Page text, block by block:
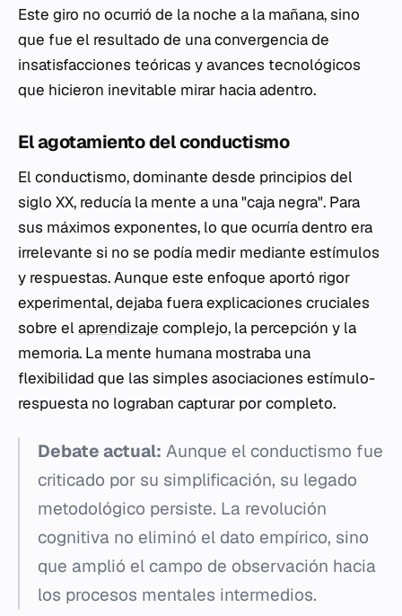
Este giro no ocurrió de la noche a la mañana, sino
que fue el resultado de una convergencia de
insatisfacciones teóricas y avances tecnológicos
que hicieron inevitable mirar hacia adentro.
El agotamiento del conductismo
El conductismo, dominante desde principios del
siglo XX, reducía la mente a una "caja negra". Para
sus máximos exponentes, lo que ocurría dentro era
irrelevante si no se podía medir mediante estímulos
y respuestas. Aunque este enfoque aportó rigor
experimental, dejaba fuera explicaciones cruciales
sobre elaprendizaje complejo, la percepción y la
memoria. La mente humana mostraba una
flexibilidad que las simples asociaciones estímulo-
respuesta no lograban capturar por completo.
Debate actual: Aunque el conductismo fue
criticado por su simplificación, su legado
metodológico persiste. La revolución
cognitiva no eliminó el dato empírico, sino
que amplió el campo de observación hacia
los procesos mentales intermedios.